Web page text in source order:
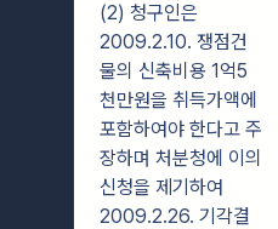
(2) 청구인은
2009.2.10. 쟁점건
물의 신축비용 1억5
천만원을 취득가액에
포함하여야 한다고 주
장하며 처분청에 이의
신청을 제기하여
2009.2.26. 기각결